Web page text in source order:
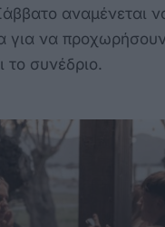
αναμένεται
για να
το συνέδριο.